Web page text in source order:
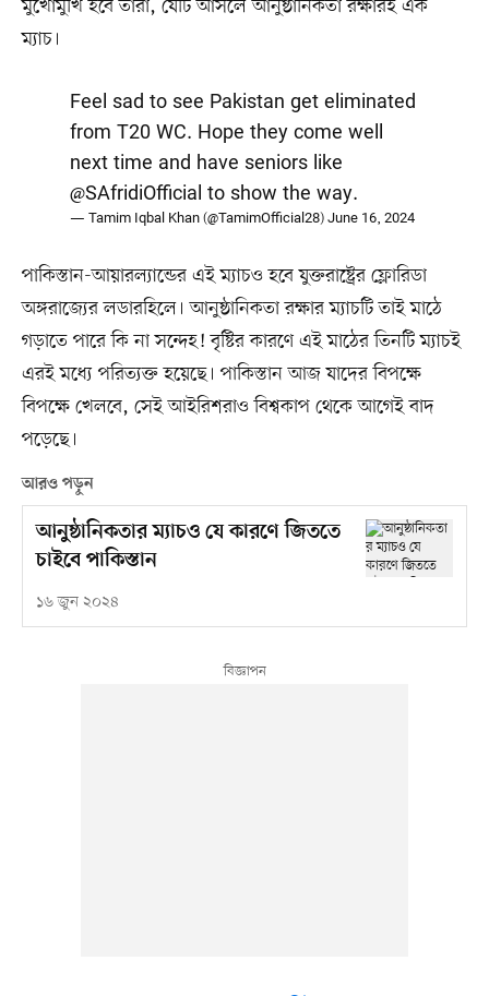
মুখোমুখি হবে তারা, যেটি আসলে আনুষ্ঠানিকতা রক্ষারই এক
ম্যাচ।
Feel sad to see Pakistan get eliminated
from T20 WC. Hope they come well
next time and have seniors like
@SAfridiOfficial to show the way.
— Tamim Iqbal Khan (@TamimOfficial28)June 16, 2024
পাকিস্তান-আয়ারল্যান্ডের এই ম্যাচও হবে যুক্তরাষ্ট্রের ফ্লোরিডা
অঙ্গরাজ্যের লডারহিলে। আনুষ্ঠানিকতা রক্ষার ম্যাচটি তাই মাঠে
গড়াতে পারে কি না সন্দেহ! বৃষ্টির কারণে এই মাঠের তিনটি ম্যাচই
এরই মধ্যে পরিত্যক্ত হয়েছে। পাকিস্তান আজ যাদের বিপক্ষে
বিপক্ষে খেলবে, সেই আইরিশরাও বিশ্বকাপ থেকে আগেই বাদ
পড়েছে।
আরও পড়ুন
আনুষ্ঠানিকতার ম্যাচও যে কারণে জিততে
চাইবে পাকিস্তান
১৬ জুন ২০২৪